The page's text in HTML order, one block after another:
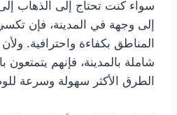
سواء كنت تحتاج إلى الذهاب
إلى وجهة في المدينة، فإن
المناطق بكفاءة واحترافية.
شاملة بالمدينة، فإنهم يتمتعون
الطرق الأكثر سهولة وسرعة